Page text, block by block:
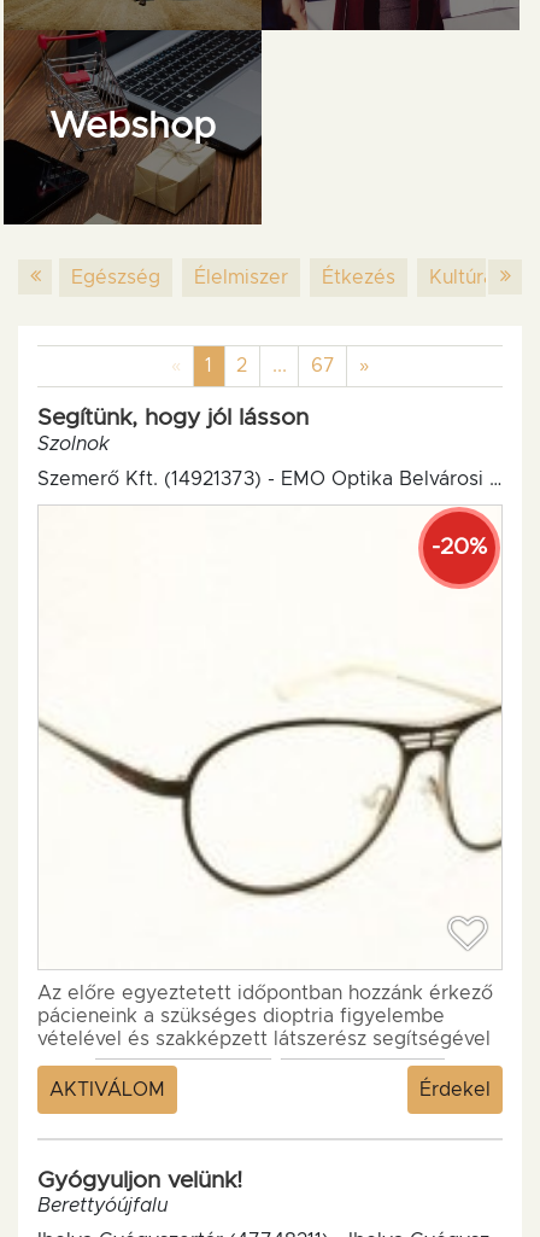
Webshop
Egészség Élelmiszer Étkezés Kultúra
« Previous
1 (current)
2 ... 67 »Next
Segítünk, hogy jól lásson
Szolnok
Szemerő Kft. (14921373) - EMO Optika Belvárosi Szemészet
-20%
Az előre egyeztetett időpontban hozzánk érkező
pácieneink a szükséges dioptria figyelembe
vételével és szakképzett látszerész segítségével
választhatnak a kollekciónkban található...
AKTIVÁLOM
Érdekel
Gyógyuljon velünk!
Berettyóújfalu